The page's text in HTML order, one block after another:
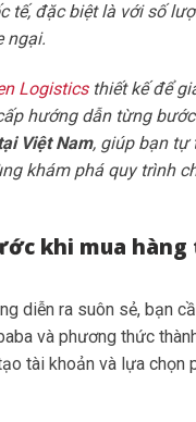
tế, đặc biệt là với số
ngại.
Logisticsthiết kế để
hướng dẫn từng
Việt Nam, giúp bạn tự
khám phá quy trình
khi mua
diễn ra suôn sẻ, bạn
và phương thức
tài khoản và lựa chọn